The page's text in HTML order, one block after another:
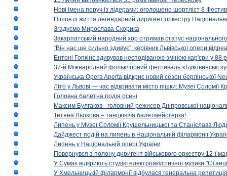
Нові імена поруч із лідерами: оголошено шортліст 8
Пішов із життя легендарний диригент оркестру
Згадуємо Мирослава Скорика
Закарпатський народний хор отримав статус національного
“Він нас ще сильно здивує”: керівник Львівської опери
Ентоні Гопкінс здивував несподіваною зміною кар'єри у 88
37-й Міжнародний фольклорний фестиваль «Буковинські
Українська Opera Aperta відкриє новий сезон берлінської
Літо у Львові — час відкривати місто пішки: Музеї Соломії
Головна балетна подія осені
Максим Булгаков - головний режисер Дніпровської
Тетяна Льозова – танцююча балетмейстерка!
Липень у Музеї Соломії Крушельницької та Станіслава
Дайджест подій на липень в Національній філармонії
Липень у Національній опері України
Повернувся з полону диригент військового оркестру 12-ї
У Сумах відкриють студію електроакустичної музики
У Хмельницькій філармонії відбулася генеральна